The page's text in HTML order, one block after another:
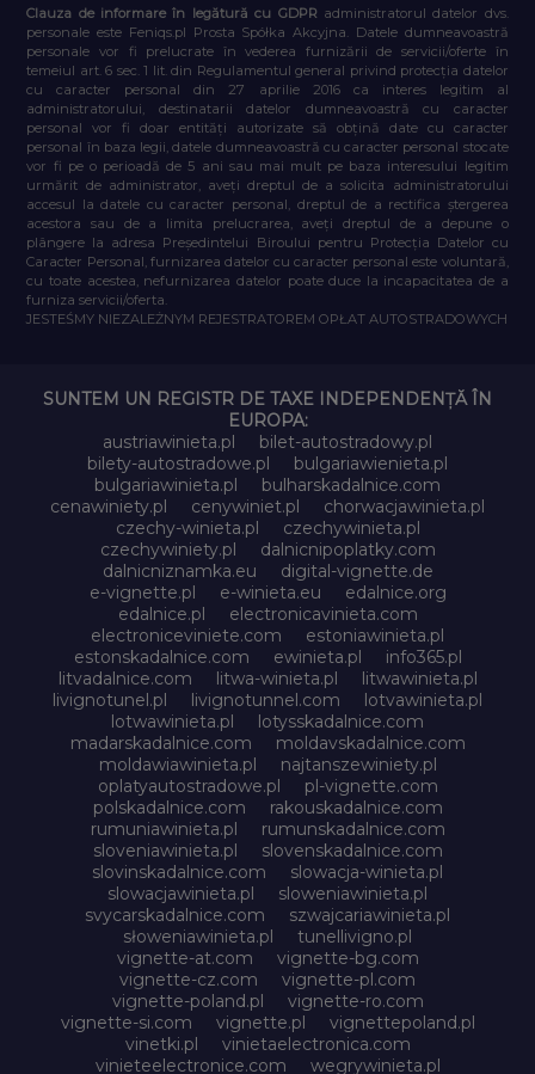
Clauza de informare în legătură cu GDPR administratorul datelor dvs.
personale este Feniqs.pl Prosta Spółka Akcyjna. Datele dumneavoastră
personale vor fi prelucrate în vederea furnizării de servicii/oferte în
temeiul art. 6 sec. 1 lit. din Regulamentul general privind protecția datelor
cu caracter personal din 27 aprilie 2016 ca interes legitim al
administratorului, destinatarii datelor dumneavoastră cu caracter
personal vor fi doar entități autorizate să obțină date cu caracter
personal în baza legii, datele dumneavoastră cu caracter personal stocate
vor fi pe o perioadă de 5 ani sau mai mult pe baza interesului legitim
urmărit de administrator, aveți dreptul de a solicita administratorului
accesul la datele cu caracter personal, dreptul de a rectifica ștergerea
acestora sau de a limita prelucrarea, aveți dreptul de a depune o
plângere la adresa Președintelui Biroului pentru Protecția Datelor cu
Caracter Personal, furnizarea datelor cu caracter personal este voluntară,
cu toate acestea, nefurnizarea datelor poate duce la incapacitatea de a
furniza servicii/oferta.
JESTEŚMY NIEZALEŻNYM REJESTRATOREM OPŁAT AUTOSTRADOWYCH
SUNTEM UN REGISTR DE TAXE INDEPENDENȚĂ ÎN
EUROPA:
austriawinieta.pl
bilet-autostradowy.pl
bilety-autostradowe.pl
bulgariawienieta.pl
bulgariawinieta.pl
bulharskadalnice.com
cenawiniety.pl
cenywiniet.pl
chorwacjawinieta.pl
czechy-winieta.pl
czechywinieta.pl
czechywiniety.pl
dalnicnipoplatky.com
dalnicniznamka.eu
digital-vignette.de
e-vignette.pl
e-winieta.eu
edalnice.org
edalnice.pl
electronicavinieta.com
electroniceviniete.com
estoniawinieta.pl
estonskadalnice.com
ewinieta.pl
info365.pl
litvadalnice.com
litwa-winieta.pl
litwawinieta.pl
livignotunel.pl
livignotunnel.com
lotvawinieta.pl
lotwawinieta.pl
lotysskadalnice.com
madarskadalnice.com
moldavskadalnice.com
moldawiawinieta.pl
najtanszewiniety.pl
oplatyautostradowe.pl
pl-vignette.com
polskadalnice.com
rakouskadalnice.com
rumuniawinieta.pl
rumunskadalnice.com
sloveniawinieta.pl
slovenskadalnice.com
slovinskadalnice.com
slowacja-winieta.pl
slowacjawinieta.pl
sloweniawinieta.pl
svycarskadalnice.com
szwajcariawinieta.pl
słoweniawinieta.pl
tunellivigno.pl
vignette-at.com
vignette-bg.com
vignette-cz.com
vignette-pl.com
vignette-poland.pl
vignette-ro.com
vignette-si.com
vignette.pl
vignettepoland.pl
vinetki.pl
vinietaelectronica.com
vinieteelectronice.com
wegrywinieta.pl